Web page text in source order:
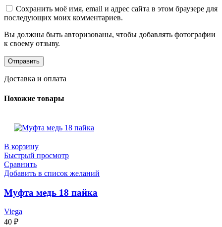
Сохранить моё имя, email и адрес сайта в этом браузере для
последующих моих комментариев.
Вы должны быть авторизованы, чтобы добавлять фотографии
к своему отзыву.
Доставка и оплата
Похожие товары
В корзину
Быстрый просмотр
Сравнить
Добавить в список желаний
Муфта медь 18 пайка
Viega
40 ₽